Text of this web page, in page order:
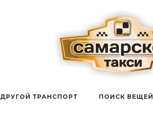
ДРУГОЙ ТРАНСПОРТ ПОИСК ВЕЩЕЙ